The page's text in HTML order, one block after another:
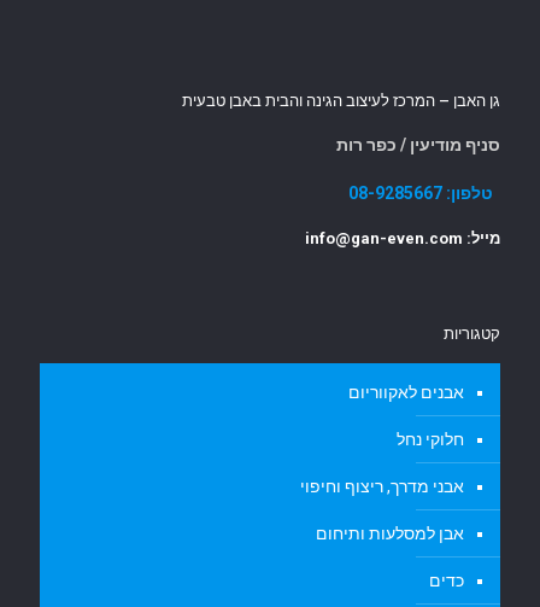
גן האבן – המרכז לעיצוב הגינה והבית באבן טבעית
סניף מודיעין / כפר רות
טלפון: 08-9285667
מייל: info@gan-even.com
קטגוריות
אבנים לאקווריום
חלוקי נחל
אבני מדרך, ריצוף וחיפוי
אבן למסלעות ותיחום
כדים